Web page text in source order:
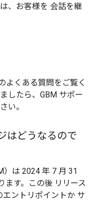
は、お客様を 会話を継
よくある質問をご覧く
したら、GBM サポー
い。
はどうなるので
）は 2024 年 7 月 31
ます。この後 リリース
エントリポイントか サ